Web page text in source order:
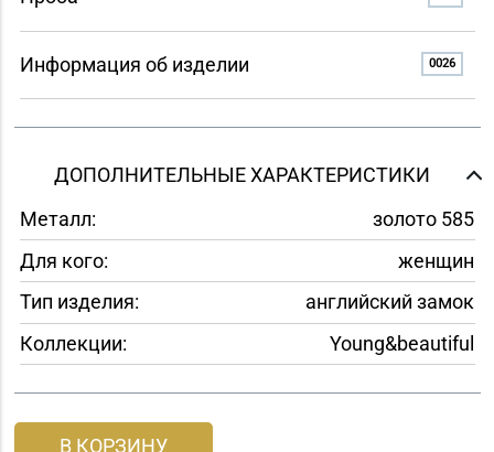
Информация об изделии 0026
ДОПОЛНИТЕЛЬНЫЕ ХАРАКТЕРИСТИКИ
Металл:
золото 585
Для кого:
женщин
Тип изделия:
английский замок
Коллекции:
Young&beautiful
В КОРЗИНУ